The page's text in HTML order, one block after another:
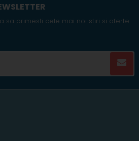
sa primesti cele mai noi stiri si oferte